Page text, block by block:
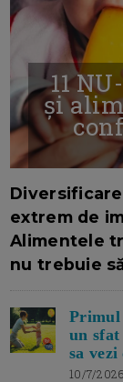
11
și
extrem de
Alimentele
nu trebuie
Primul
un
sa
10/7/2026